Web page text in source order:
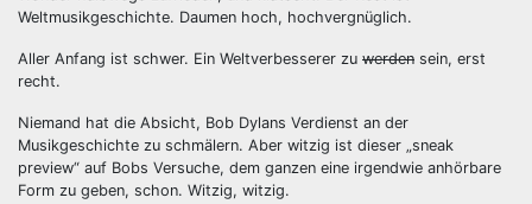
Weltmusikgeschichte. Daumen hoch, hochvergnüglich.
Aller Anfang ist schwer. Ein Weltverbesserer zu werden sein, erst
recht.
Niemand hat die Absicht, Bob Dylans Verdienst an der
Musikgeschichte zu schmälern. Aber witzig ist dieser „sneak
preview“ auf Bobs Versuche, dem ganzen eine irgendwie anhörbare
Form zu geben, schon. Witzig, witzig.